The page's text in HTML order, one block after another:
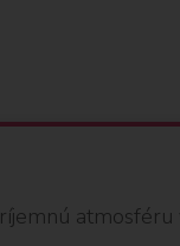
atmosféru